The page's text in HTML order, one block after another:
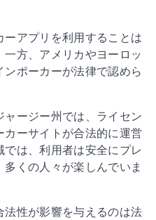
アプリを利用することは
方、アメリカやヨーロッ
ポーカーが法律で認めら
ージー州では、ライセン
ーサイトが合法的に運営
は、利用者は安全にプレ
くの人々が楽しんでいま
法性が影響を与えるのは法